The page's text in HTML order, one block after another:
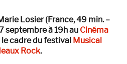
Losier (France, 49 min. –
septembre à 19h au Cinéma
cadre du festival Musical
Rock.